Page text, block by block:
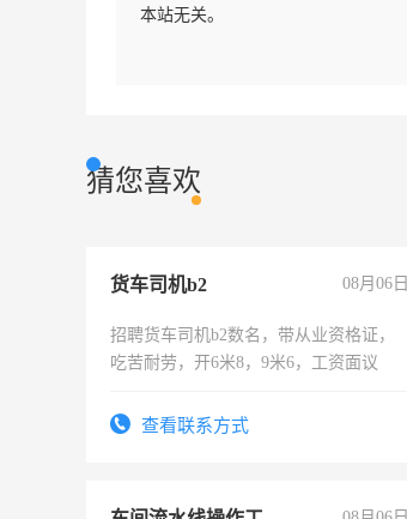
本站无关。
猜您喜欢
货车司机b2 08月06日
招聘货车司机b2数名，带从业资格证，
吃苦耐劳，开6米8，9米6，工资面议
查看联系方式